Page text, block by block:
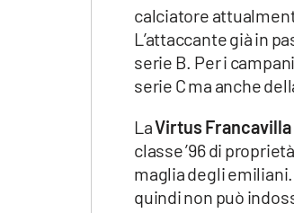
calciatore
L’attaccante già in
serie B. Per i
serie C ma anche
LaVirtus Francavilla
classe ’96 di
maglia degli
quindi non può